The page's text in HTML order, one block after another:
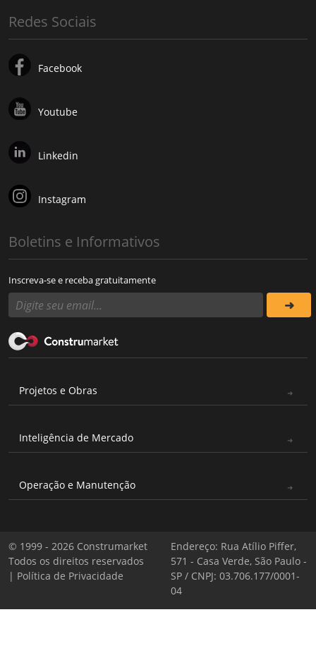
Redes Sociais
Facebook
Youtube
Linkedin
Instagram
Boletins e Informativos
Inscreva-se e receba gratuitamente
Projetos e Obras
Inteligência de Mercado
Operação e Manutenção
© 1999 - 2026 Construmarket
Todos os direitos reservados
| Política de Privacidade
Endereço: Rua Atílio Piffer,
571 - Casa Verde, São Paulo -
SP / CNPJ: 03.706.177/0001-
04